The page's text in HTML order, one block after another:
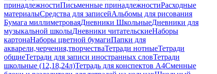
принадлежностиПисьменные принадлежностиРасходные
материалыСредства для записейАльбомы для рисования
Бумага миллиметроваяДневники ШкольныеДневники для
музыкальной школыДневники читательскиеНаборы
картонаНаборы цветной бумагиПапки для
акварели,черчения,творчестваТетради нотныеТетради
общиеТетради для записи иностранных словТетради
школьные (12,18,24л)Тетрадь для конспектов А4Сменные